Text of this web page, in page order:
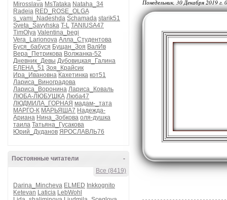
Mirosslava MsTataka Nataha_34
Radeia RED_ROSE_OLGA
s_vami_Nadeshda Schamada starik51
Sveta_Savyhska T-L TANIUSA47
TimOlya Valentina_begi
Vera_Larionova Алла_Студентова
Буся_бабуся Бущан_Зоя ВалИв
Вера_Петрикова Волжанка-52
Дневник_Девы Дубовицкая_Галина
ЕЛЕНА_51 Зоя_Крайсик
Ира_Ивановна Кахетинка кот51
Лариса_Виноградова
Лариса_Воронина Лариса_Коваль
ЛЮБА-ЛЮБУШКА Люба47
ЛЮДМИЛА_ГОРНАЯ мадам-_тата
МАРГО-К МАРЬЯША7 Надежда-
Ариана Нина_Зобкова оля-душка
таила Татьяна_Гусакова
Юрий_Дуданов ЯРОСЛАВЛЬ76
-
Постоянные читатели
Все (8419)
Darina_Mincheva ELMED Inkkognito
Ketevan Laticia LebWohl
Понедельник, 30 Декабря 2019 г.